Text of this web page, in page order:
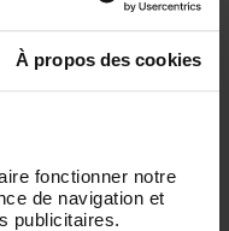
À propos des cookies
fonctionner notre
de navigation et
publicitaires.
de 00:00 à 00:00